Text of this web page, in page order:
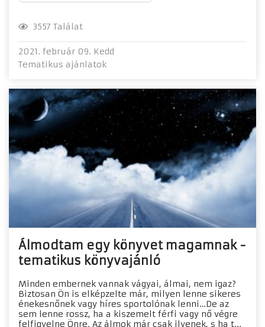
3557 Találat
2021. február 09. Kedd
Tematikus ajánlatok
Álmodtam egy könyvet magamnak -
tematikus könyvajánló
Minden embernek vannak vágyai, álmai, nem igaz?
Biztosan Ön is elképzelte már, milyen lenne sikeres
énekesnőnek vagy híres sportolónak lenni…De az
sem lenne rossz, ha a kiszemelt férfi vagy nő végre
felfigyelne Önre. Az álmok már csak ilyenek, s ha t...